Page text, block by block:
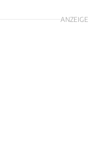
ANZEIGE